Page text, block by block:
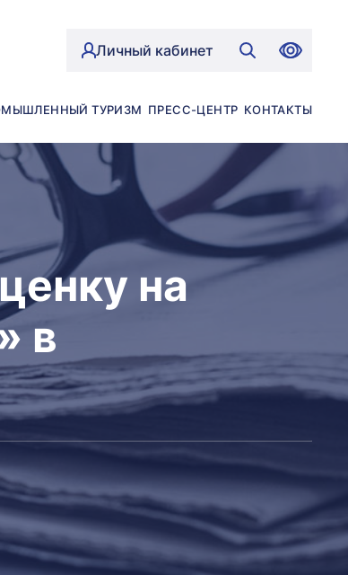
Личный кабинет
ТУРИЗМ ПРЕСС-ЦЕНТР КОНТАКТЫ
на
в